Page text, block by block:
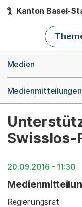
Hauptnavigation
Kanton Basel-
Medien
Medienmitteilungen
Swisslos-
20.09.2016 - 11:30
Regierungsrat